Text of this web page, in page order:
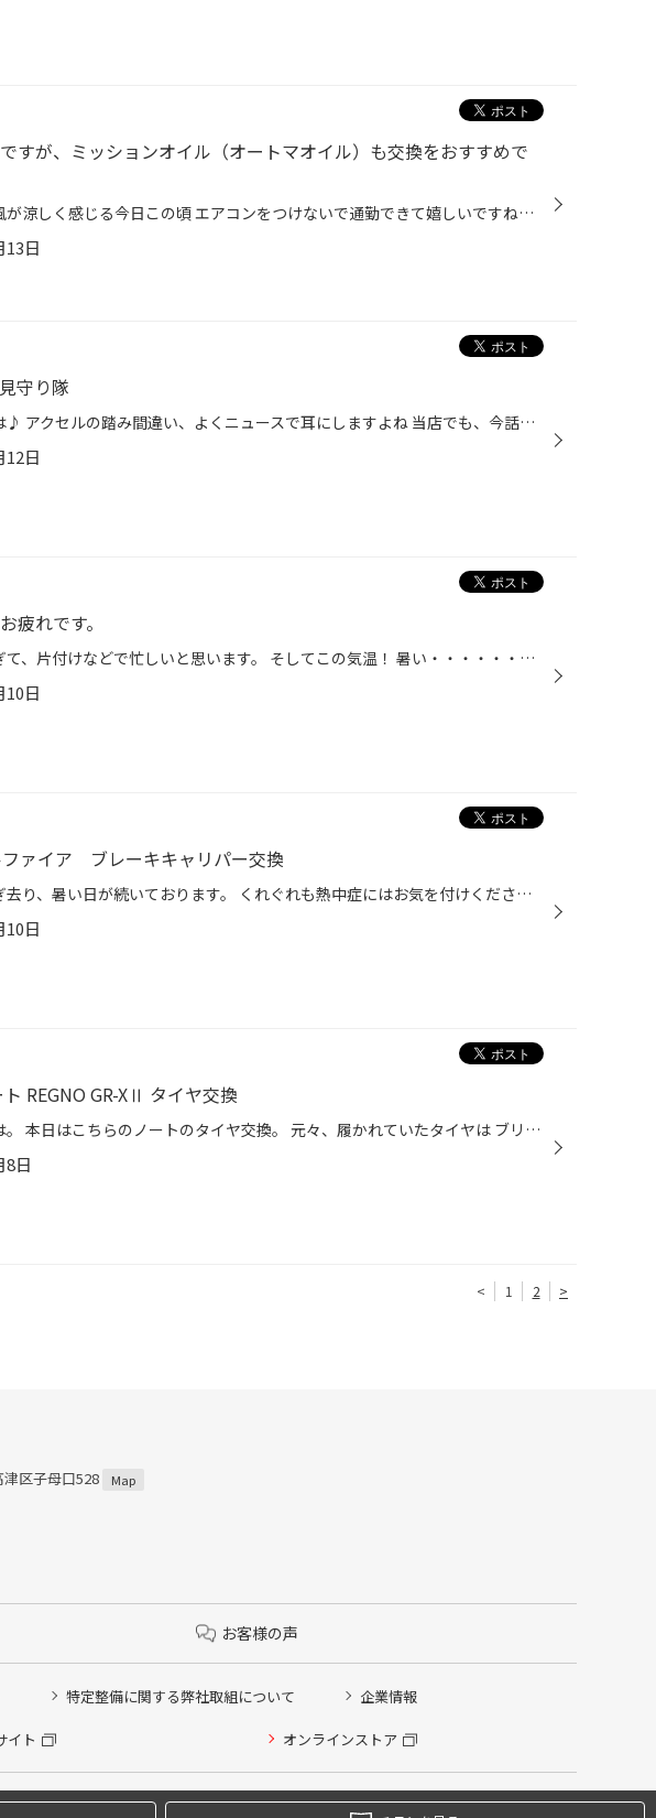
すが、ミッションオイル（オートマオイル）も交換をおすすめで
夕方から風が涼しく感じる今日この頃 エアコンをつけないで通勤できて嬉しいですね！ そんな事を思っていた、きうちです。 本日は、オートマオイル交換の紹介です。 トヨタ クラウンエステート 定期交換にて とても大事に乗られているのが、わかります☆ マツダ スクラム このお車ではお初の交換です...
13日
守り隊
こんにちは♪ アクセルの踏み間違い、よくニュースで耳にしますよね 当店でも、今話題の商品 ペダルの見張り番 【急発進防止装置】の予約受付販売がはじまります＼(^_^)／ アクセルとブレーキの踏み間違いによる急発進を未然に防ぎ 暴走を抑制すセーフティアイテムです 詳しいことはスッタフまでお...
12日
疲れです。
台風が過ぎて、片付けなどで忙しいと思います。 そしてこの気温！ 暑い・・・・・・・ 車も、お盆での渋滞・猛暑で、お疲れになっています。 特に、バッテリーはクーラーなどで、大きな負荷掛かっています。 古くなっていることはないですか？ なんか、青い粉みたいな物が付着していませんか？ 下の...
10日
ァイア ブレーキキャリパー交換
台風が過ぎ去り、暑い日が続いております。 くれぐれも熱中症にはお気を付けください。 そんな中、本日は３0ヴェルファイアの作業紹介です。 先月、アライメントの作業をしたお客様 お引取りの際に、ブレーキキャリパーとか作業できるの？？ なんてお話から始まり、できますよっ！とお見積りさせて...
10日
REGNO GR-XⅡ タイヤ交換
こんにちは。 本日はこちらのノートのタイヤ交換。 元々、履かれていたタイヤは ブリヂストンの新車装着タイヤでした。 今回お取り付けしたタイヤは こちらのレグノ GR-XⅡ です。 静粛性・乗り心地がとても高いものになります。 取付も終了したので次はアライメント調整。 新品タイヤへ交換したので...
8日
< 1 2 >
区子母口528 Map
お客様の声
特定整備に関する弊社取組について 企業情報
イト オンラインストア
Reserved.